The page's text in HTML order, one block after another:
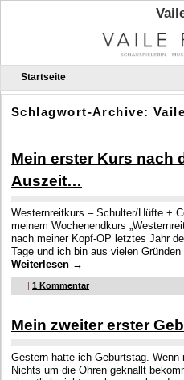
Startseite
Zum Inhalt wechseln
Zum sekundären Inhalt wechseln
Schlagwort-Archive:
Mein erster Kurs nach
Auszeit…
Westernreitkurs – Schulter/Hüfte +
meinem Wochenendkurs
nach meiner Kopf-OP letztes Jahr
Tage und ich bin aus vielen
Weiterlesen →
| 1 Kommentar
Mein zweiter erster
Gestern hatte ich Geburtstag.
Nichts um die Ohren geknallt